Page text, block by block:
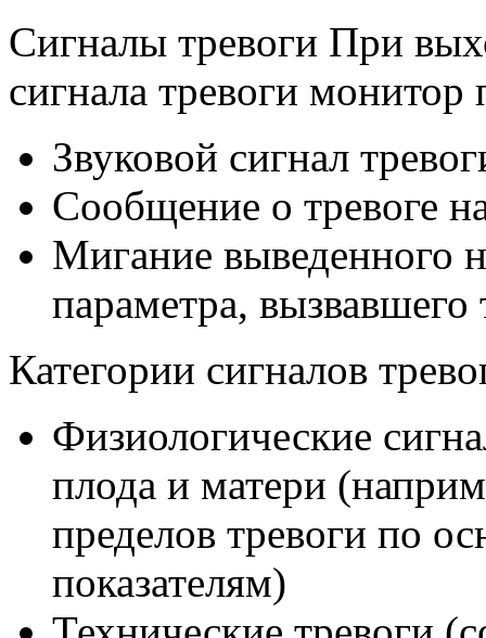
Сигналы тревоги При
сигнала тревоги
Звуковой сигнал
Сообщение о тревоге
Мигание выведенного
параметра, вызвавшего
Категории сигналов
Физиологические
плода и матери
пределов тревоги по
показателям)